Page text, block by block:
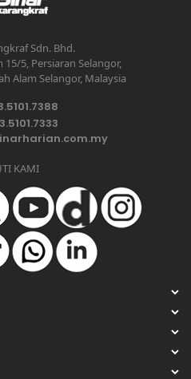
Sdn. Bhd.
15/5, Persiaran Selangor,
Alam Selangor, Malaysia
KAMI